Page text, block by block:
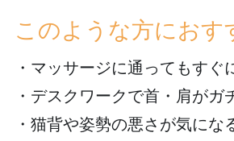
このような方におす
・マッサージに通ってもすぐ
・デスクワークで首・肩がガ
・猫背や姿勢の悪さが気にな